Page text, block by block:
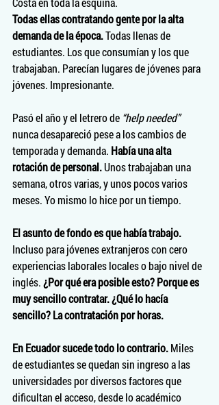
Todas ellas contratando gente por la alta
demanda de la época. Todas llenas de
estudiantes. Los que consumían y los que
trabajaban. Parecían lugares de jóvenes para
jóvenes. Impresionante.
Pasó el año y el letrero de “help needed”
nunca desapareció pese a los cambios de
temporada y demanda. Había una alta
rotación de personal. Unos trabajaban una
semana, otros varias, y unos pocos varios
meses. Yo mismo lo hice por un tiempo.
El asunto de fondo es que había trabajo.
Incluso para jóvenes extranjeros con cero
experiencias laborales locales o bajo nivel de
inglés. ¿Por qué era posible esto? Porque es
muy sencillo contratar. ¿Qué lo hacía
sencillo? La contratación por horas.
En Ecuador sucede todo lo contrario. Miles
de estudiantes se quedan sin ingreso a las
universidades por diversos factores que
dificultan el acceso, desde lo académico